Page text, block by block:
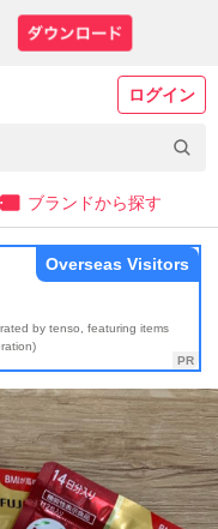
ログイン
ブランドから探す
by tenso, featuring items
Overseas Visitors